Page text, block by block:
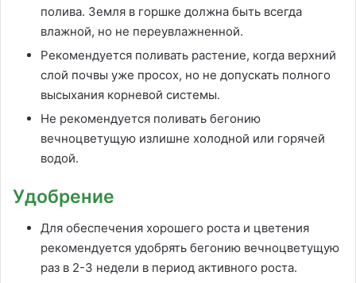
полива. Земля в горшке должна быть всегда
влажной, но не переувлажненной.
Рекомендуется поливать растение, когда верхний
слой почвы уже просох, но не допускать полного
высыхания корневой системы.
Не рекомендуется поливать бегонию
вечноцветущую излишне холодной или горячей
водой.
Удобрение
Для обеспечения хорошего роста и цветения
рекомендуется удобрять бегонию вечноцветущую
раз в 2-3 недели в период активного роста.